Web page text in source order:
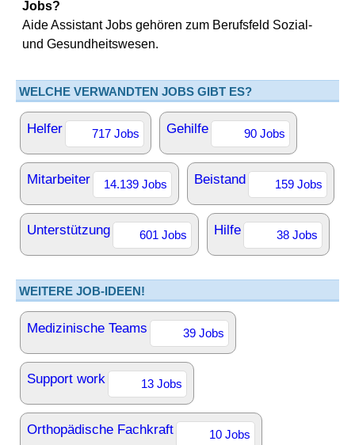
Jobs?
Aide Assistant Jobs gehören zum Berufsfeld Sozial-
und Gesundheitswesen.
WELCHE VERWANDTEN JOBS GIBT ES?
Helfer 717 Jobs Gehilfe 90 Jobs
Mitarbeiter 14.139 Jobs Beistand 159 Jobs
Unterstützung 601 Jobs Hilfe 38 Jobs
WEITERE JOB-IDEEN!
Medizinische Teams 39 Jobs
Support work 13 Jobs
Orthopädische Fachkraft 10 Jobs